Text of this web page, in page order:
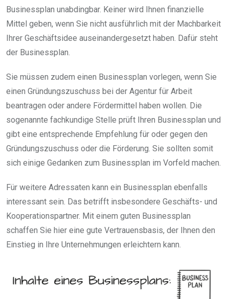
Businessplan unabdingbar. Keiner wird Ihnen finanzielle
Mittel geben, wenn Sie nicht ausführlich mit der Machbarkeit
Ihrer Geschäftsidee auseinandergesetzt haben. Dafür steht
der Businessplan.
Sie müssen zudem einen Businessplan vorlegen, wenn Sie
einen Gründungszuschuss bei der Agentur für Arbeit
beantragen oder andere Fördermittel haben wollen. Die
sogenannte fachkundige Stelle prüft Ihren Businessplan und
gibt eine entsprechende Empfehlung für oder gegen den
Gründungszuschuss oder die Förderung. Sie sollten somit
sich einige Gedanken zum Businessplan im Vorfeld machen.
Für weitere Adressaten kann ein Businessplan ebenfalls
interessant sein. Das betrifft insbesondere Geschäfts- und
Kooperationspartner. Mit einem guten Businessplan
schaffen Sie hier eine gute Vertrauensbasis, der Ihnen den
Einstieg in Ihre Unternehmungen erleichtern kann.